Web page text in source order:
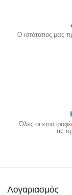
Ο ιστότοπος μας
Όλες οι
τις
Λογαριασμός